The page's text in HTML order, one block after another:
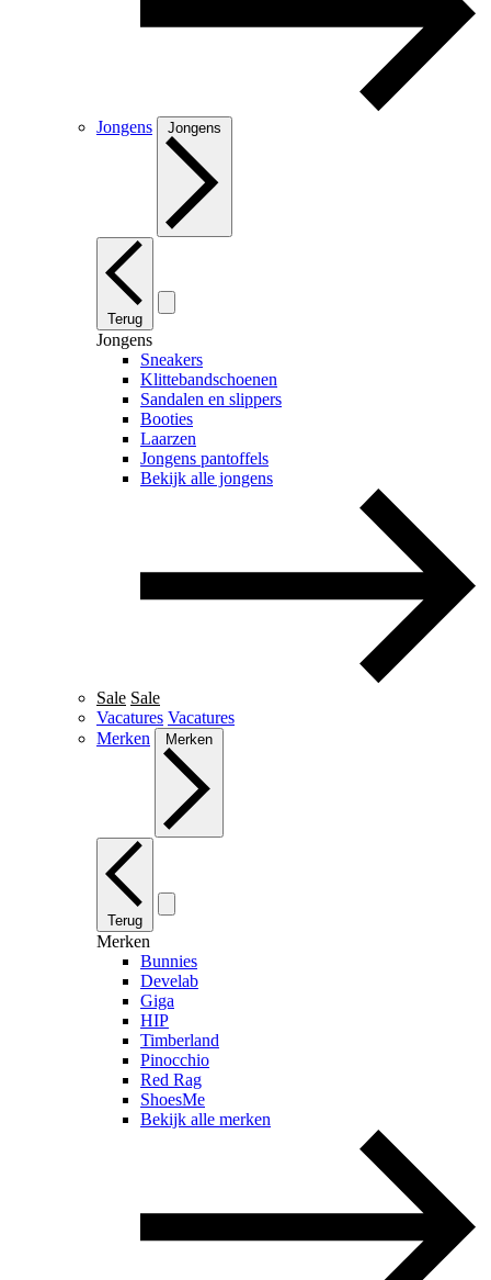
Jongens Jongens
Terug
Jongens
Sneakers
Klittebandschoenen
Sandalen en slippers
Booties
Laarzen
Jongens pantoffels
Bekijk alle jongens
Sale Sale
Vacatures Vacatures
Merken
Merken
Terug
Merken
Bunnies
Develab
Giga
HIP
Timberland
Pinocchio
Red Rag
ShoesMe
Bekijk alle merken